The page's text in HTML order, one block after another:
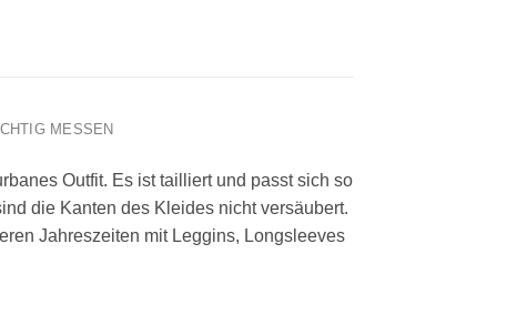
MESSEN
Outfit. Es ist tailliert und passt sich so
die Kanten des Kleides nicht versäubert.
Jahreszeiten mit Leggins, Longsleeves